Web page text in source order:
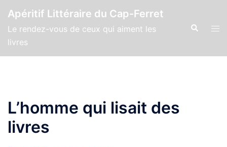
Apéritif Littéraire du Cap-Ferret
Le rendez-vous de ceux qui aiment les
livres
L’homme qui lisait des
livres